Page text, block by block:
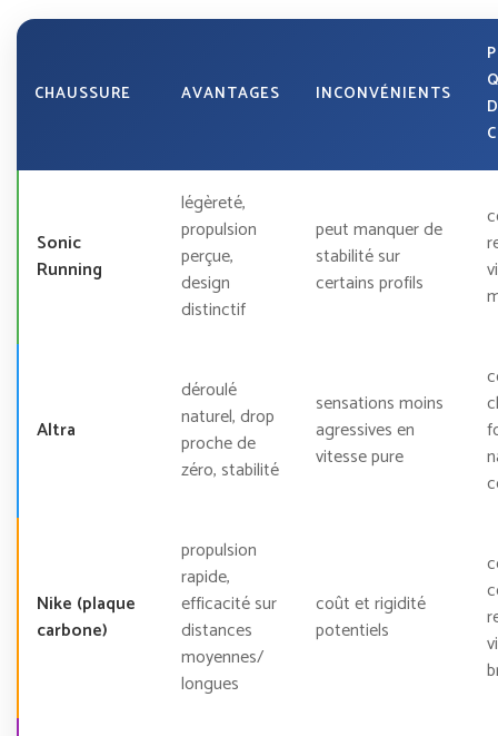
CHAUSSURE AVANTAGES INCONVÉNIENTS
Sonic
Running
légèreté,
propulsion
perçue,
design
distinctif
peut manquer de
stabilité sur
certains profils
Altra
déroulé
naturel, drop
proche de
zéro, stabilité
sensations moins
agressives en
vitesse pure
Nike (plaque
carbone)
propulsion
rapide,
efficacité sur
distances
moyennes/
longues
coût et rigidité
potentiels